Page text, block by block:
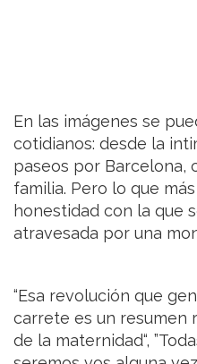
En las imágenes se
cotidianos: desde la
paseos por Barcelona,
familia. Pero lo que
honestidad con la que
atravesada por una
“Esa revolución que
carrete es un resumen
de la maternidad“,